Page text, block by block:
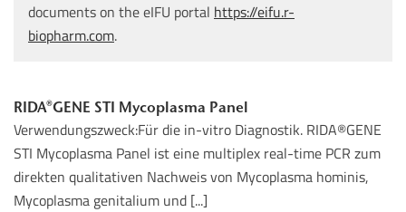
documents on the eIFU portal https://eifu.r-
biopharm.com.
RIDA®GENE STI Mycoplasma Panel
Verwendungszweck:Für die in-vitro Diagnostik. RIDA®GENE
STI Mycoplasma Panel ist eine multiplex real-time PCR zum
direkten qualitativen Nachweis von Mycoplasma hominis,
Mycoplasma genitalium und [...]